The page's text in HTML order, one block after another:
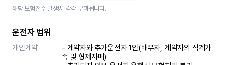
해당 보험접수 발생시 각각 부과됩니다.
운전자 범위
개인계약
- 계약자와 추가운전자 1인(배우자, 계약자의 직계가
족 및 형제자매)